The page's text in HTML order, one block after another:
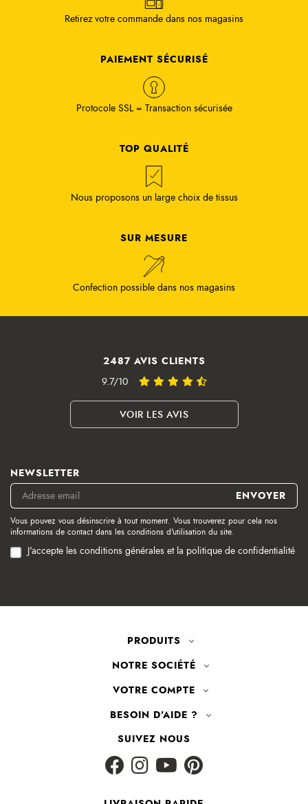
Retirez votre commande dans nos magasins
PAIEMENT SÉCURISÉ
Protocole SSL = Transaction sécurisée
TOP QUALITÉ
Nous proposons un large choix de tissus
SUR MESURE
Confection possible dans nos magasins
2487 AVIS CLIENTS
9.7/10
VOIR LES AVIS
NEWSLETTER
Vous pouvez vous désinscrire à tout moment. Vous trouverez pour cela nos
informations de contact dans les conditions d'utilisation du site.
J'accepte les conditions générales et la politique de confidentialité
PRODUITS
NOTRE SOCIÉTÉ
VOTRE COMPTE
BESOIN D'AIDE ?
SUIVEZ NOUS